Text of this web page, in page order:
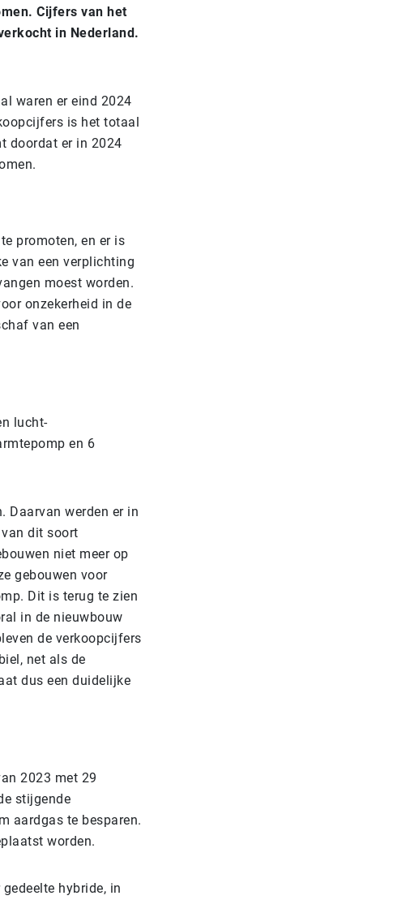
Cijfers van het
in Nederland.
waren er eind 2024
is het totaal
doordat er in 2024
promoten, en er is
van een verplichting
moest worden.
onzekerheid in de
van een
lucht-
en 6
Daarvan werden er in
dit soort
niet meer op
gebouwen voor
. Dit is terug te zien
in de nieuwbouw
de verkoopcijfers
net als de
dus een duidelijke
2023 met 29
stijgende
aardgas te besparen.
worden.
hybride, in